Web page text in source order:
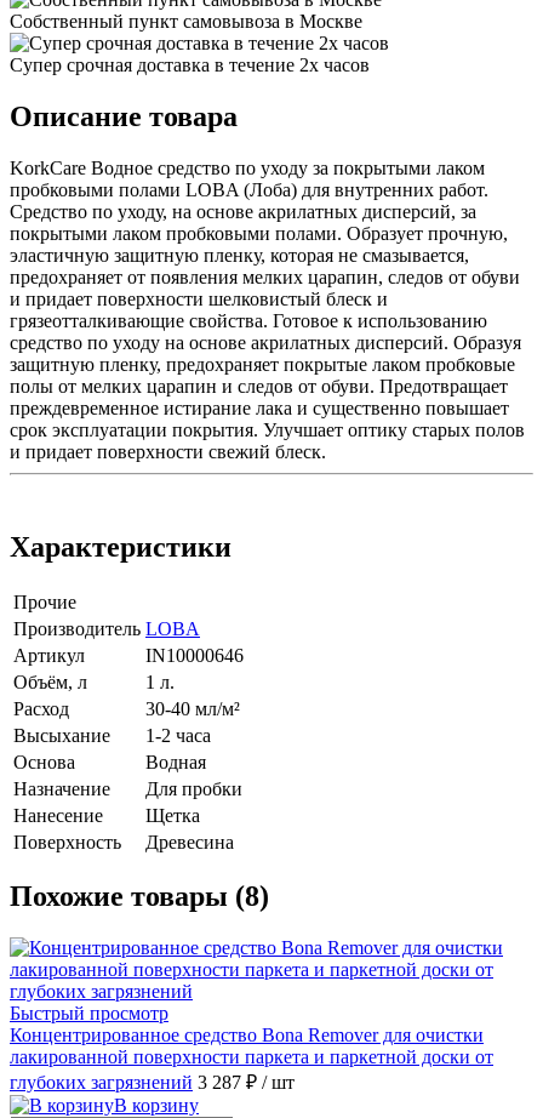
Собственный пункт самовывоза в Москве
Супер срочная доставка в течение 2х часов
Описание товара
KorkCare Водное средство по уходу за покрытыми лаком
пробковыми полами LOBA (Лоба) для внутренних работ.
Средство по уходу, на основе акрилатных дисперсий, за
покрытыми лаком пробковыми полами. Образует прочную,
эластичную защитную пленку, которая не смазывается,
предохраняет от появления мелких царапин, следов от обуви
и придает поверхности шелковистый блеск и
грязеотталкивающие свойства. Готовое к использованию
средство по уходу на основе акрилатных дисперсий. Образуя
защитную пленку, предохраняет покрытые лаком пробковые
полы от мелких царапин и следов от обуви. Предотвращает
преждевременное истирание лака и существенно повышает
срок эксплуатации покрытия. Улучшает оптику старых полов
и придает поверхности свежий блеск.
Характеристики
Прочие
Производитель LOBA
Артикул
IN10000646
Объём, л
1 л.
Расход
30-40 мл/м²
Высыхание
1-2 часа
Основа
Водная
Назначение
Для пробки
Нанесение
Щетка
Поверхность
Древесина
Похожие товары (8)
Быстрый просмотр
Концентрированное средство Bona Remover для очистки
лакированной поверхности паркета и паркетной доски от
глубоких загрязнений 3 287 ₽ / шт
В корзину